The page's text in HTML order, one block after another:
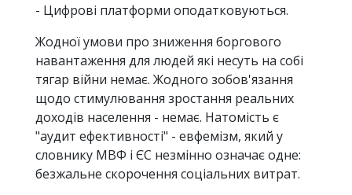
- Цифрові платформи оподатковуються.
Жодної умови про зниження боргового
навантаження для людей які несуть на собі
тягар війни немає. Жодного зобов'язання
щодо стимулювання зростання реальних
доходів населення - немає. Натомість є
"аудит ефективності" - евфемізм, який у
словнику МВФ і ЄС незмінно означає одне:
безжальне скорочення соціальних витрат.